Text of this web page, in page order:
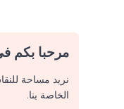
مرحبا بكم
نريد مساحة
الخاصة بنا.